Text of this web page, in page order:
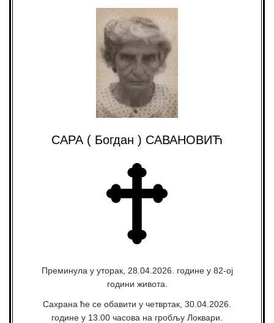
САРА ( Богдан ) САВАНОВИЋ
Преминула у уторак, 28.04.2026. године у 82-ој
години живота.
Сахрана ће се обавити у четвртак, 30.04.2026.
године у 13.00 часова на гробљу Локвари.